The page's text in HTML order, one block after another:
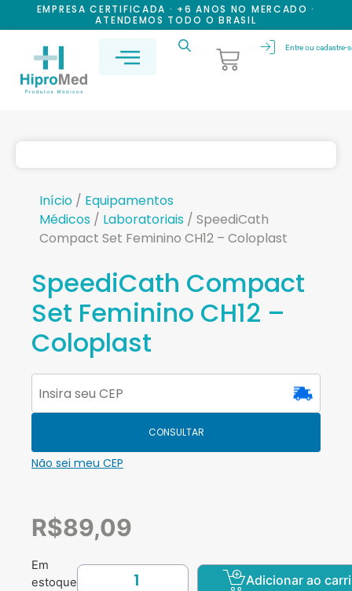
EMPRESA CERTIFICADA · +6 ANOS NO MERCADO ·
ATENDEMOS TODO O BRASIL
Entre ou cadastre-
Início / Equipamentos
Médicos / Laboratoriais / SpeediCath
Compact Set Feminino CH12 – Coloplast
SpeediCath Compact
Set Feminino CH12 –
Coloplast
CONSULTAR
Não sei meu CEP
R$89,09
Em
estoque
Adicionar ao